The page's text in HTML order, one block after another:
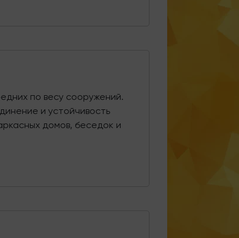
по весу сооружений.
и устойчивость
домов, беседок и